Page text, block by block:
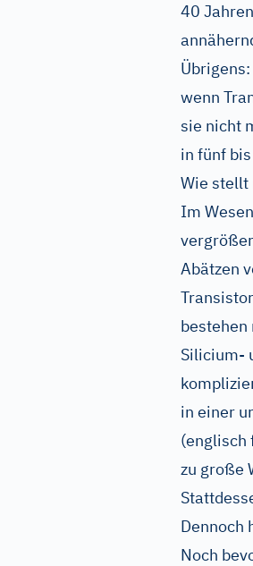
40
wenn
sie nicht
in fünf
Wie stellt
Im
Abätzen
Silicium-
in einer
(englisch
zu große
Dennoch
Noch